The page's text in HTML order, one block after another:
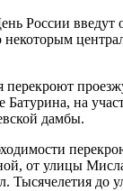
России введут
некоторым
Батурина, на
дамбы.
от улицы
Тысячелетия до